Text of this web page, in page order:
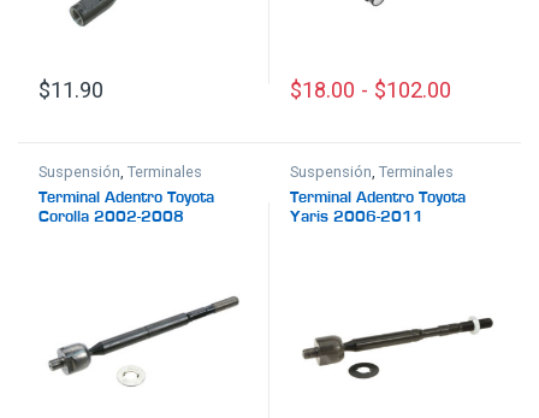
$11.90 $18.00 - $102.00
Suspensión,Terminales
Terminal Adentro Toyota
Corolla 2002-2008
Suspensión,Terminales
Terminal Adentro Toyota
Yaris 2006-2011